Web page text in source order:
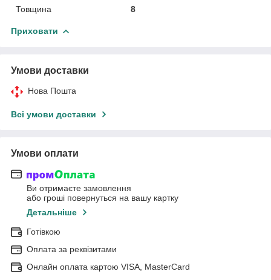
Товщина
8
Приховати
Умови доставки
Нова Пошта
Всі умови доставки
Умови оплати
Ви отримаєте замовлення
або гроші повернуться на вашу картку
Детальніше
Готівкою
Оплата за реквізитами
Онлайн оплата картою VISA, MasterCard